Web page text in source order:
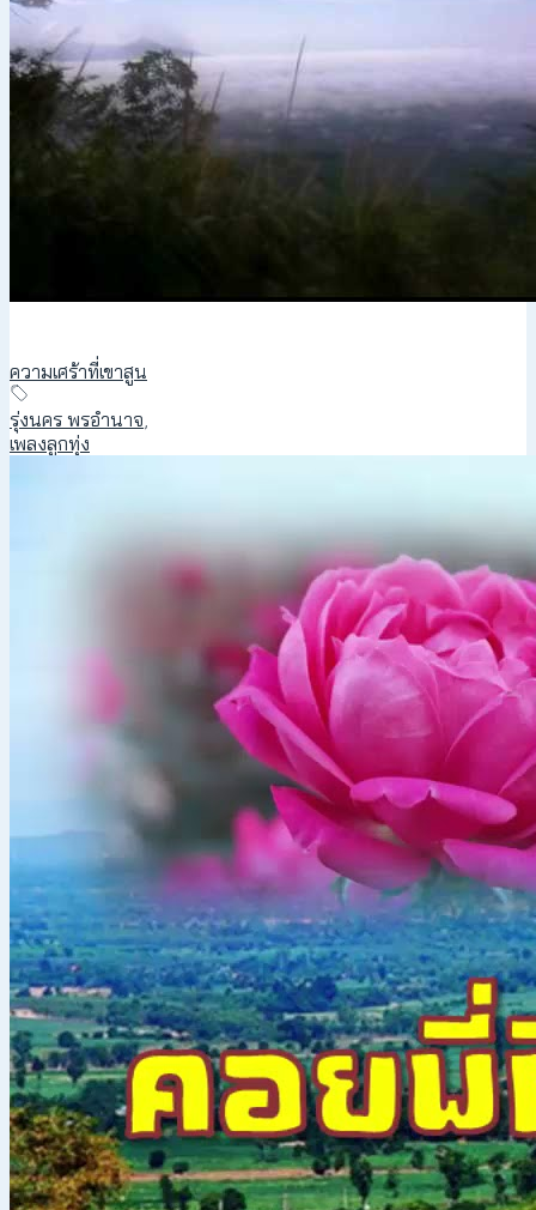
ความเศร้าที่เขาสูน
รุ่งนคร พรอำนาจ,
เพลงลูกทุ่ง